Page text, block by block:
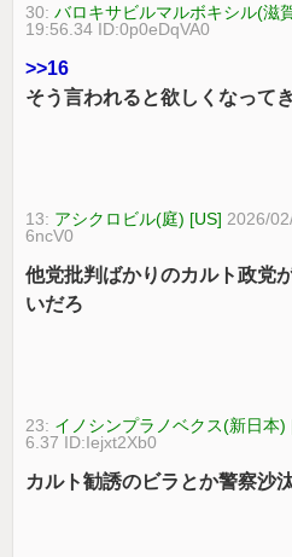
30:バロキサビルマルボキシル(滋
19:56.34 ID:0p0eDqVA0
>>16
そう言われると欲しくなって
13: アシクロビル(庭) [US] 2026/
6ncV0
他党批判ばかりのカルト政党
いだろ
23: イノシンプラノベクス(新日本)
6.37 ID:Iejxt2Xb0
カルト勧誘のビラとか警察沙